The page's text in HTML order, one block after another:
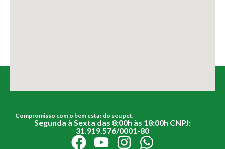
Compromisso com o bem estar do seu pet.
Segunda à Sexta das 8:00h às 18:00h CNPJ:
31.919.576/0001-80